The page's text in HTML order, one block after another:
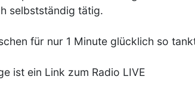
selbstständig tätig.
für nur 1 Minute glücklich so
ist ein Link zum Radio LIVE